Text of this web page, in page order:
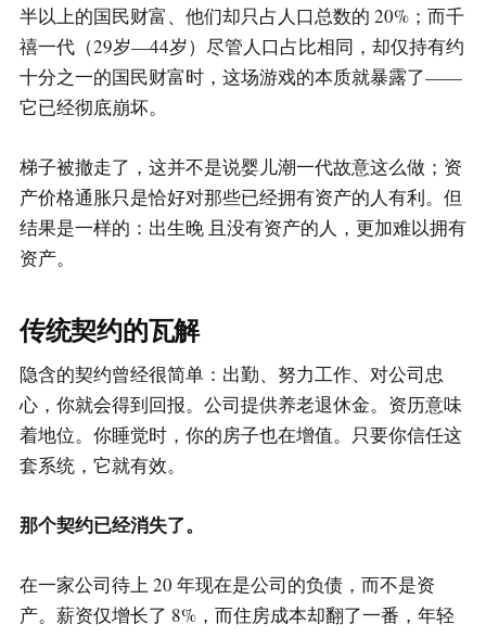
半以上的国民财富、他们却只占人口总数的 20%；而千
禧一代（29岁—44岁）尽管人口占比相同，却仅持有约
十分之一的国民财富时，这场游戏的本质就暴露了——
它已经彻底崩坏。
梯子被撤走了，这并不是说婴儿潮一代故意这么做；资
产价格通胀只是恰好对那些已经拥有资产的人有利。但
结果是一样的：出生晚 且没有资产的人，更加难以拥有
资产。
传统契约的瓦解
隐含的契约曾经很简单：出勤、努力工作、对公司忠
心，你就会得到回报。公司提供养老退休金。资历意味
着地位。你睡觉时，你的房子也在增值。只要你信任这
套系统，它就有效。
那个契约已经消失了。
在一家公司待上 20 年现在是公司的负债，而不是资
产。薪资仅增长了 8%，而住房成本却翻了一番，年轻